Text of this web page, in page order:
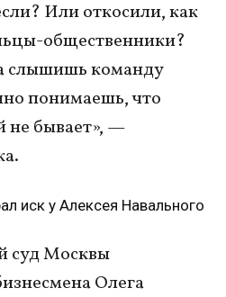
Или откосили, как
общественники?
слышишь команду
понимаешь, что
не бывает», —
иск у Алексея Навального
суд Москвы
Олега